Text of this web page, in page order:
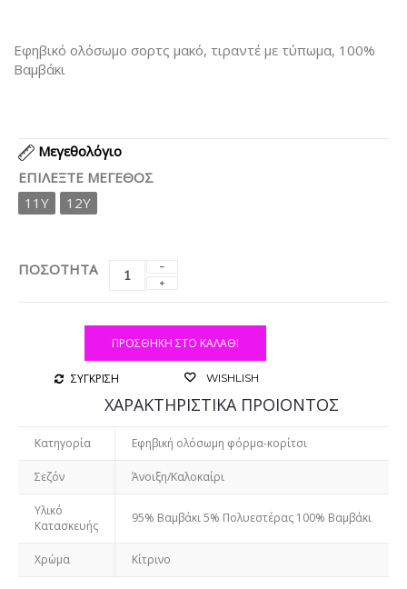
Εφηβικό ολόσωμο σορτς μακό, τιραντέ με τύπωμα, 100%
Βαμβάκι
Μεγεθολόγιο
ΕΠΙΛΈΞΤΕ ΜΈΓΕΘΟΣ
11Y
12Y
ΠΟΣΟΤΗΤΑ
ΠΡΟΣΘΉΚΗ ΣΤΟ ΚΑΛΆΘΙ
ΣΥΓΚΡΙΣΗ WISHLISH
ΧΑΡΑΚΤΗΡΙΣΤΙΚΑ ΠΡΟΙΟΝΤΟΣ
Κατηγορία Εφηβική ολόσωμη φόρμα-κορίτσι
Σεζόν Άνοιξη/Καλοκαίρι
Υλικό
Κατασκευής
95% Βαμβάκι 5% Πολυεστέρας 100% Βαμβάκι
Χρώμα Κίτρινο